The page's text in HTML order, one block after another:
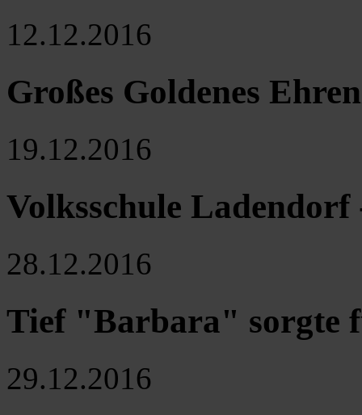
12.12.2016
Großes Goldenes
19.12.2016
Volksschule
28.12.2016
Tief "Barbara" sorgte
29.12.2016